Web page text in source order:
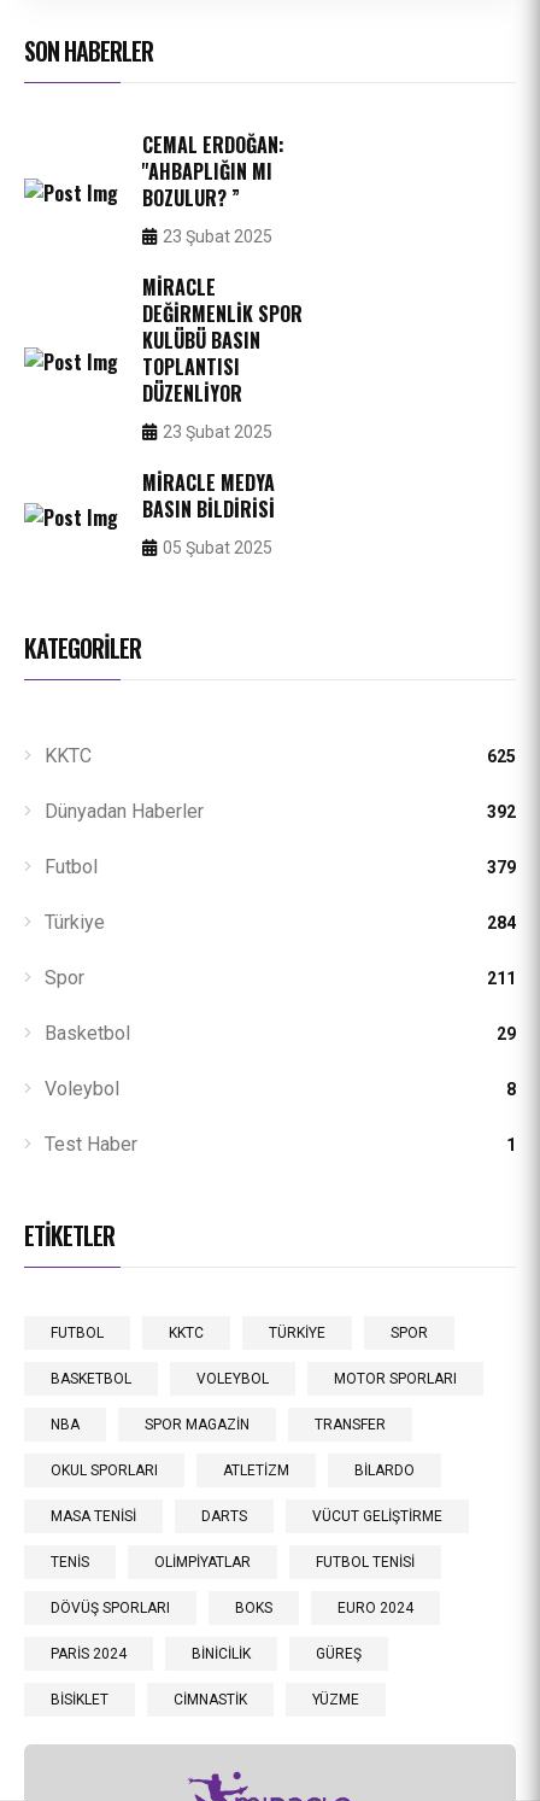
SON HABERLER
CEMAL ERDOĞAN:
''AHBAPLIĞIN MI
BOZULUR? ”
23 Şubat 2025
MIRACLE
DEĞIRMENLIK SPOR
KULÜBÜ BASIN
TOPLANTISI
DÜZENLIYOR
23 Şubat 2025
MIRACLE MEDYA
BASIN BILDIRISI
05 Şubat 2025
KATEGORILER
KKTC 625
Dünyadan Haberler 392
Futbol 379
Türkiye 284
Spor 211
Basketbol 29
Voleybol 8
Test Haber 1
ETIKETLER
FUTBOL KKTC TÜRKİYE SPOR
BASKETBOL VOLEYBOL MOTOR SPORLARI
NBA SPOR MAGAZİN TRANSFER
OKUL SPORLARI ATLETİZM BİLARDO
MASA TENİSİ DARTS VÜCUT GELİŞTİRME
TENİS OLİMPİYATLAR FUTBOL TENİSİ
DÖVÜŞ SPORLARI BOKS EURO 2024
PARİS 2024 BİNİCİLİK GÜREŞ
BİSİKLET CİMNASTİK YÜZME